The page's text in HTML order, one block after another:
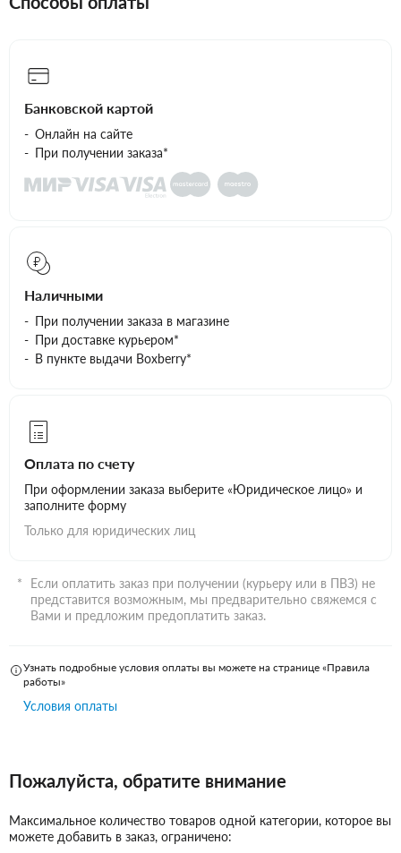
Банковской картой
Онлайн на сайте
При получении заказа*
Наличными
При получении заказа в магазине
При доставке курьером*
В пункте выдачи Boxberry*
Оплата по счету
При оформлении заказа выберите «Юридическое лицо» и
заполните форму
Только для юридических лиц
Если оплатить заказ при получении (курьеру или в ПВЗ) не
представится возможным, мы предварительно свяжемся с
Вами и предложим предоплатить заказ.
Узнать подробные условия оплаты вы можете на странице «Правила
работы»
Условия оплаты
Пожалуйста, обратите внимание
Максимальное количество товаров одной категории, которое вы
можете добавить в заказ, ограничено: